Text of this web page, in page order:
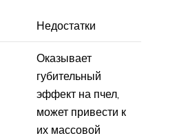
Недостатки
Оказывает
губительный
эффект на пчел,
может привести к
их массовой